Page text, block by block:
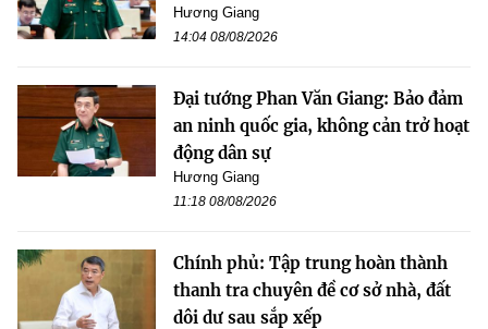
Hương Giang
14:04 08/08/2026
Đại tướng Phan Văn Giang: Bảo đảm
an ninh quốc gia, không cản trở hoạt
động dân sự
Hương Giang
11:18 08/08/2026
Chính phủ: Tập trung hoàn thành
thanh tra chuyên đề cơ sở nhà, đất
dôi dư sau sắp xếp